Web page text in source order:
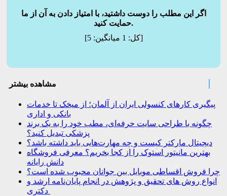
اگر این مطلب را دوست داشتید، با امتیاز دادن به آن از ما
حمایت کنید.
[کل: 1 میانگین:5 ]
مشاهده بیشتر
پیگیری کارهای کنسولی ایران از آلمان؛ از میخک تا خدمات
بانکی و اداری
چگونه با طراحی سایت حرفه‌ای، مطب خود را به یک برند
پزشکی تبدیل کنید؟
دیجیتال مارکتر کیست و چه مهارت‌هایی باید داشته باشد؟
بهترین مانیتور استوک را از کجا بخریم؟ معرفی فروشگاه
دانش رایانه
چرا فروش اقساطی موبایل بین جوانان محبوب شده است؟
انواع روش های تحقیق و پژوهش در انجام پایان‌نامه ارشد و